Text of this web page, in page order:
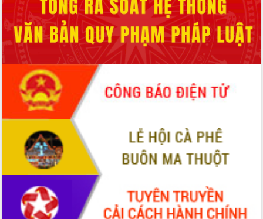
Hội thảo khoa học “Giải pháp thúc đẩy
phát triển nền kinh tế xanh tại tỉnh
Đắk Lắk”
Tăng cường giám sát, đôn đốc thực
hiện nhiệm vụ quản lý tài sản công
hàng tuần
Tháo gỡ những vướng mắc, đẩy mạnh
công tác cải cách thủ tục hành chính
tại Trung tâm Phục vụ hành chính
công tỉnh
Đắk Lắk: Tôn vinh 46 giải pháp tại Hội
thi Sáng tạo Kỹ thuật 2024 - 2025
Đắk Lắk rà soát, điều chỉnh Đề án 190
về phát triển nuôi trồng thủy sản
Phó Chủ tịch UBND tỉnh Đắk Lắk
Trương Công Thái kiểm tra thực địa
Dự án cao tốc Khánh Hòa - Buôn Ma